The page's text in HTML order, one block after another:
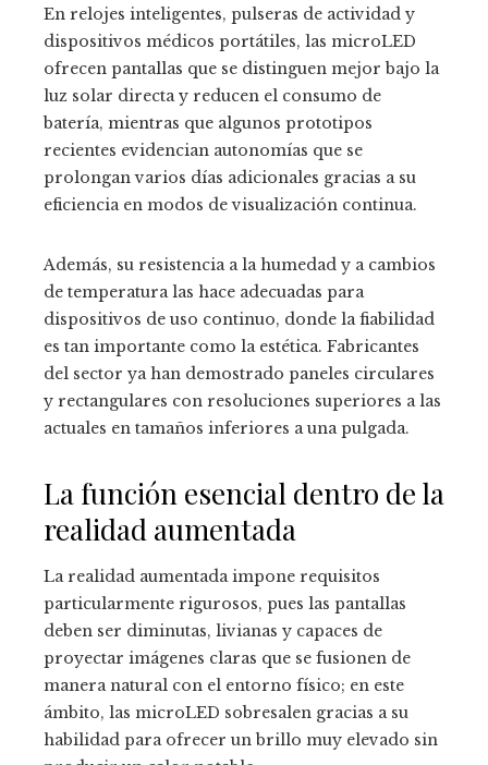
En relojes inteligentes, pulseras de actividad y
dispositivos médicos portátiles, las microLED
ofrecen pantallas que se distinguen mejor bajo la
luz solar directa y reducen el consumo de
batería, mientras que algunos prototipos
recientes evidencian autonomías que se
prolongan varios días adicionales gracias a su
eficiencia en modos de visualización continua.
Además, su resistencia a la humedad y a cambios
de temperatura las hace adecuadas para
dispositivos de uso continuo, donde la fiabilidad
es tan importante como la estética. Fabricantes
del sector ya han demostrado paneles circulares
y rectangulares con resoluciones superiores a las
actuales en tamaños inferiores a una pulgada.
La función esencial dentro de la
realidad aumentada
La realidad aumentada impone requisitos
particularmente rigurosos, pues las pantallas
deben ser diminutas, livianas y capaces de
proyectar imágenes claras que se fusionen de
manera natural con el entorno físico; en este
ámbito, las microLED sobresalen gracias a su
habilidad para ofrecer un brillo muy elevado sin